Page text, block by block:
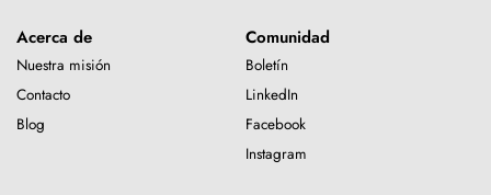
Acerca de
Nuestra misión
Contacto
Blog
Comunidad
Boletín
LinkedIn
Facebook
Instagram